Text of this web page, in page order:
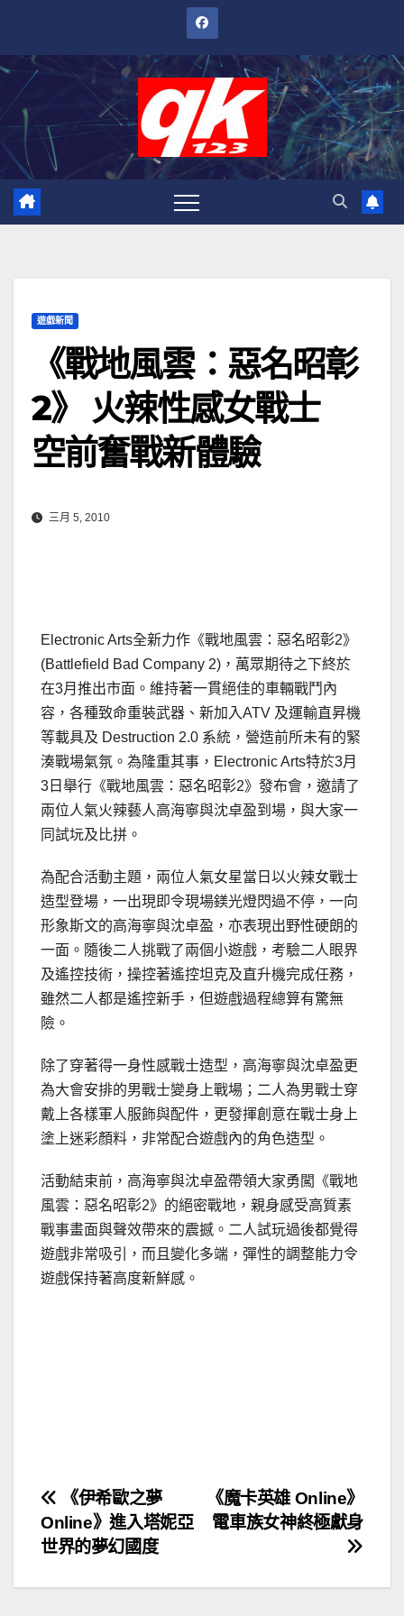
內
遊戲新聞
《戰地風雲：惡名昭彰
2》 火辣性感女戰士
空前奮戰新體驗
三月 5, 2010
Electronic Arts全新力作《戰地風雲：惡名昭彰2》
(Battlefield Bad Company 2)，萬眾期待之下終於
在3月推出市面。維持著一貫絕佳的車輛戰鬥內
容，各種致命重裝武器、新加入ATV 及運輸直昇機
等載具及 Destruction 2.0 系統，營造前所未有的緊
湊戰場氣氛。為隆重其事，Electronic Arts特於3月
3日舉行《戰地風雲：惡名昭彰2》發布會，邀請了
兩位人氣火辣藝人高海寧與沈卓盈到場，與大家一
同試坃及比拼。
為配合活動主題，兩位人氣女星當日以火辣女戰士
造型登場，一出現即令現場鎂光燈閃過不停，一向
形象斯文的高海寧與沈卓盈，亦表現出野性硬朗的
一面。隨後二人挑戰了兩個小遊戲，考驗二人眼界
及遙控技術，操控著遙控坦克及直升機完成任務，
雖然二人都是遙控新手，但遊戲過程總算有驚無
險。
除了穿著得一身性感戰士造型，高海寧與沈卓盈更
為大會安排的男戰士變身上戰場；二人為男戰士穿
戴上各樣軍人服飾與配件，更發揮創意在戰士身上
塗上迷彩顏料，非常配合遊戲內的角色造型。
活動結束前，高海寧與沈卓盈帶領大家勇闖《戰地
風雲：惡名昭彰2》的絕密戰地，親身感受高質素
戰事畫面與聲效帶來的震撼。二人試玩過後都覺得
遊戲非常吸引，而且變化多端，彈性的調整能力令
遊戲保持著高度新鮮感。
文
章
導
《魔卡英雄 Online》
電車族女神終極獻身
《伊希歐之夢
Online》進入塔妮亞
世界的夢幻國度